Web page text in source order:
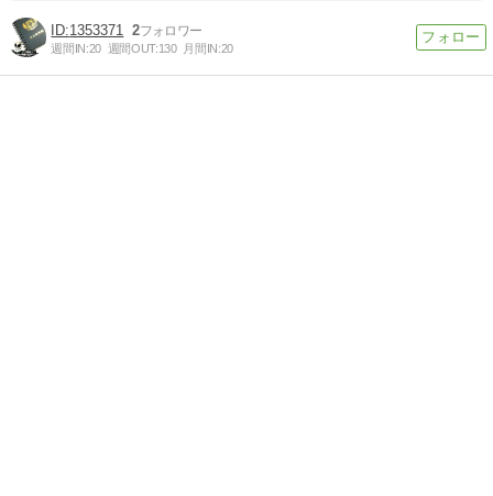
1353371 2
週間IN:20 週間OUT:130 月間IN:20